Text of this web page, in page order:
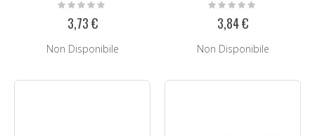
Rating:
0%
3,73 €
Non Disponibile
Rating:
0%
3,84 €
Non Disponibile